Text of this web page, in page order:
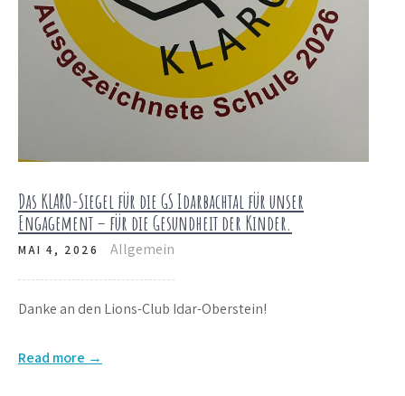
Das KLARO-Siegel für die GS Idarbachtal für unser
Engagement – für die Gesundheit der Kinder.
MAI 4, 2026 Allgemein
Danke an den Lions-Club Idar-Oberstein!
Read more →